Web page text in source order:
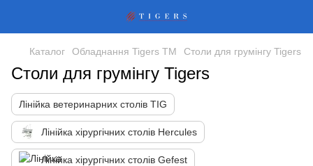
Каталог Обладнання Tigers TM Столи для грумінгу Tigers
Столи для грумінгу Tigers
Лінійка ветеринарних столів TIG
Лінійка хірургічних столів Hercules
Лінійка хірургічних столів Gefest